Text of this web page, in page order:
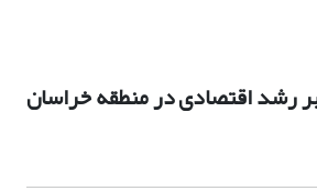
رشد اقتصادی در منطقه خراسان